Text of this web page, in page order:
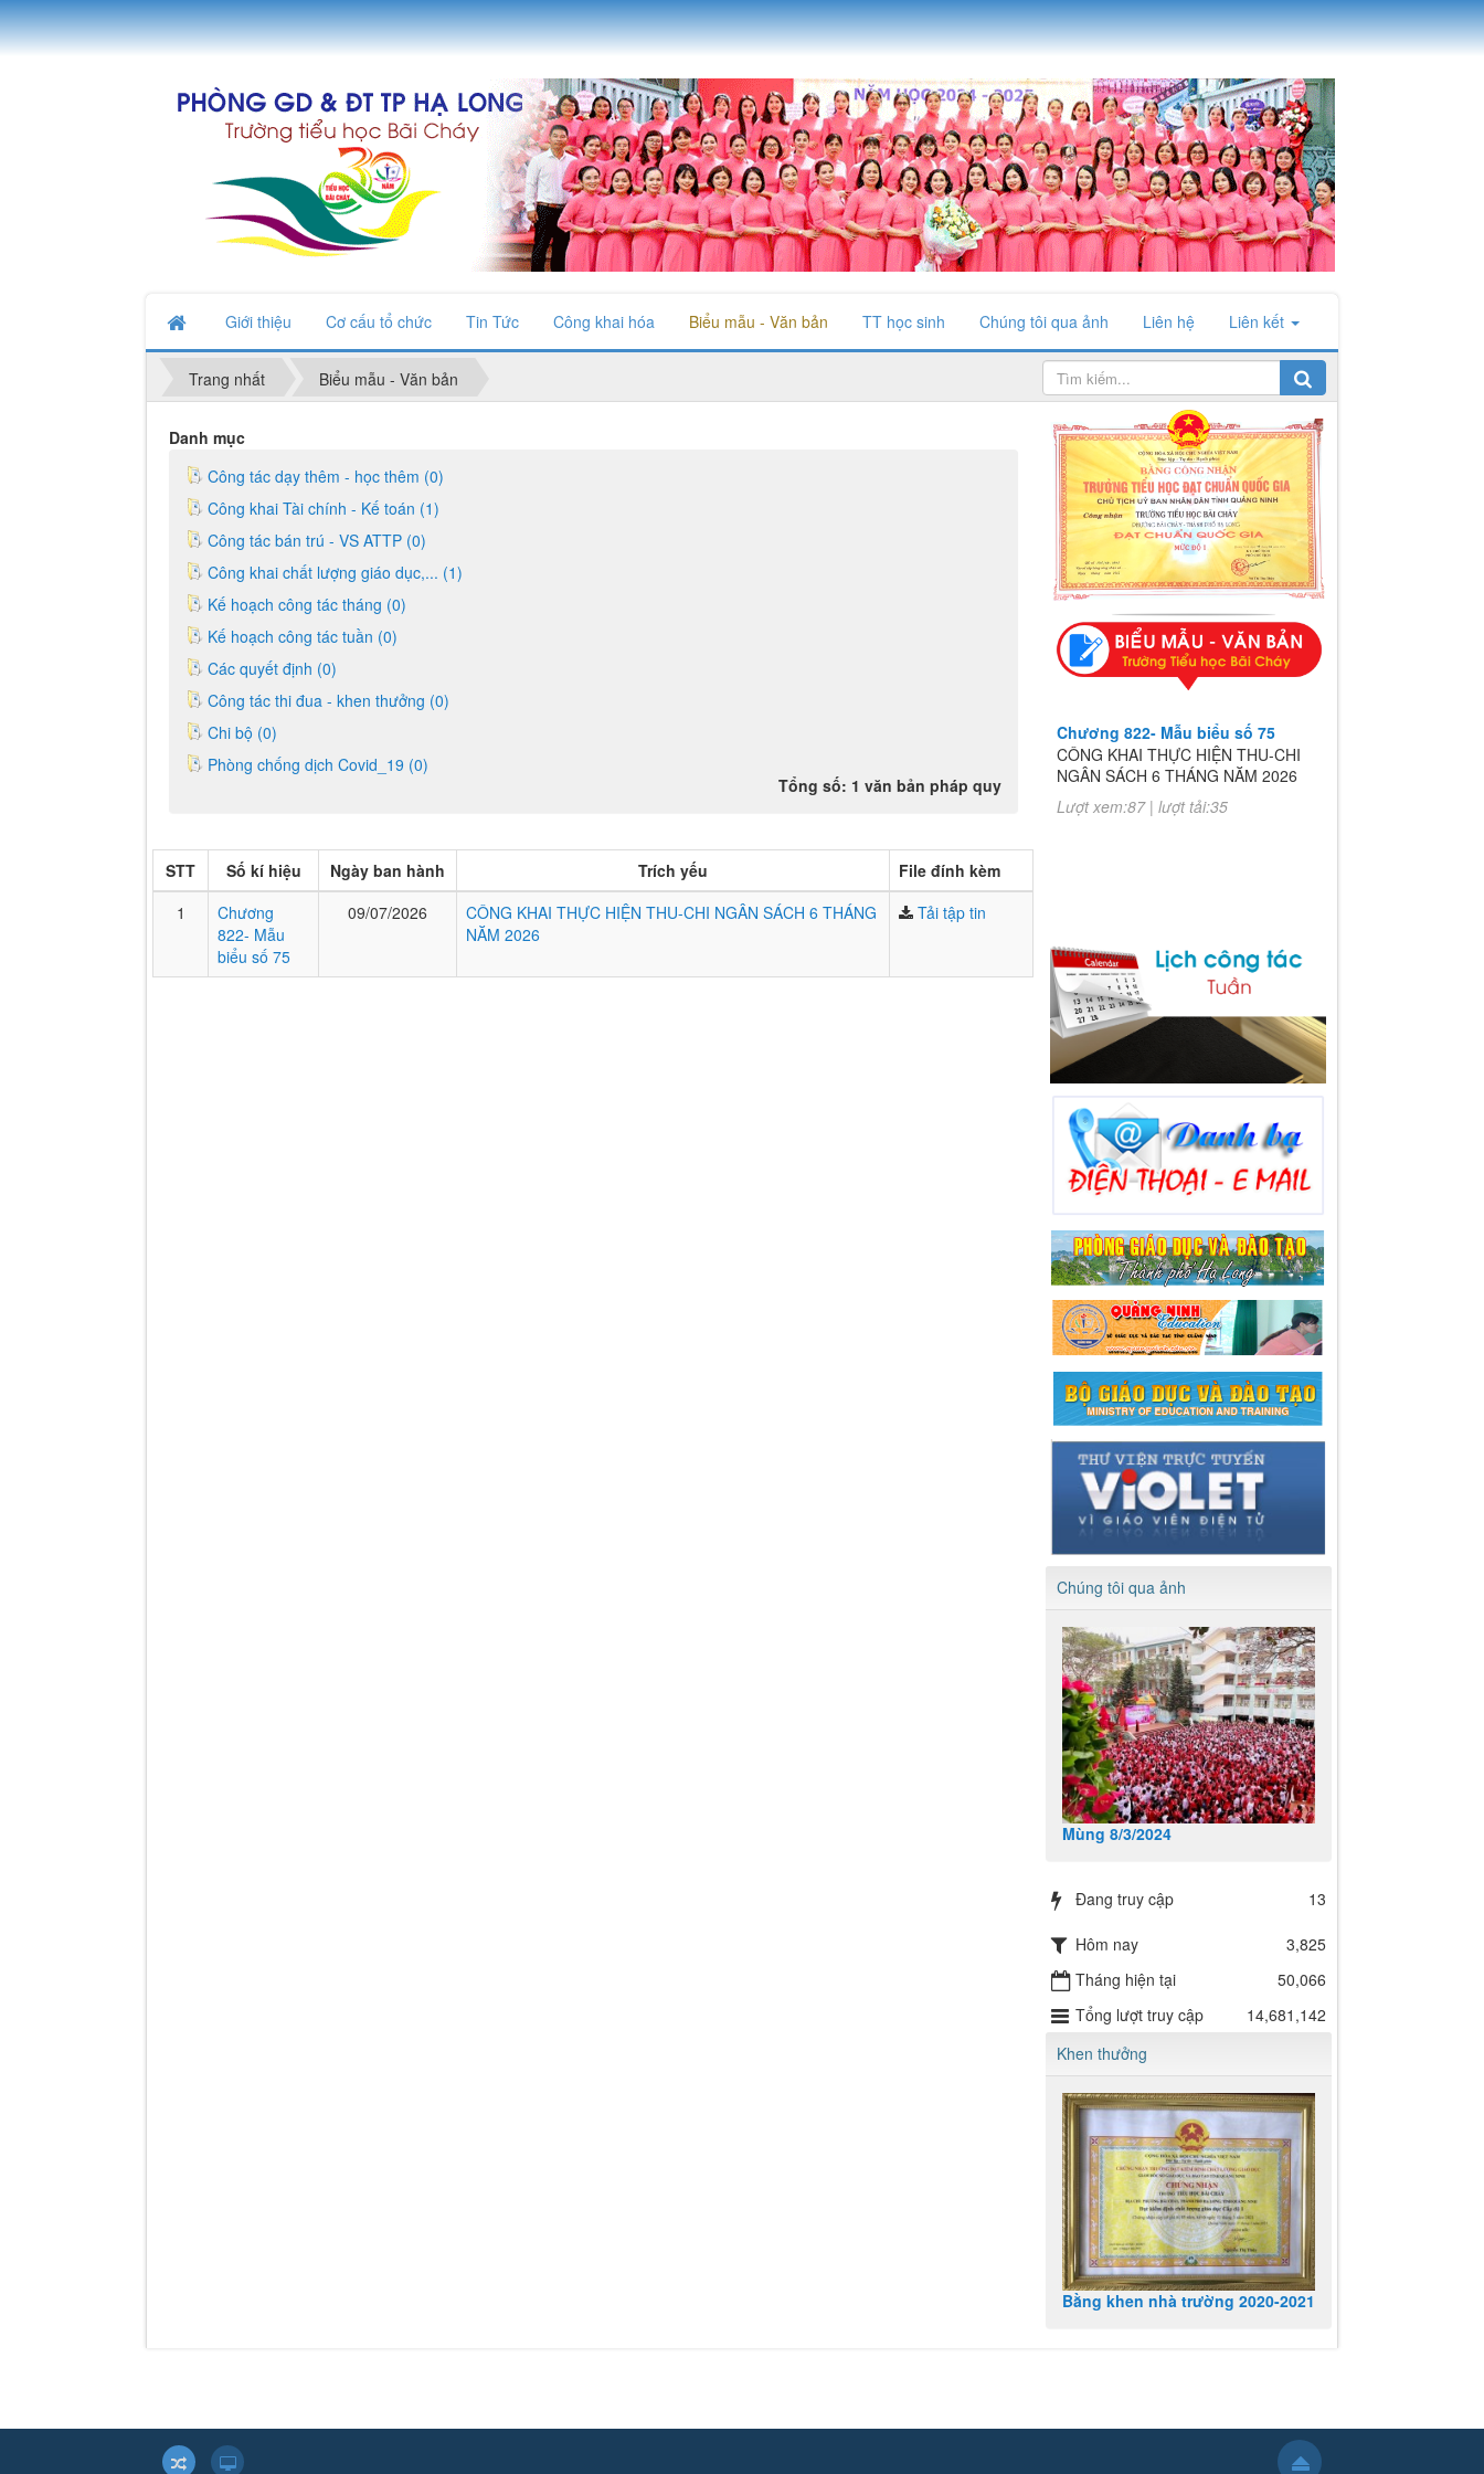
Giới thiệu Cơ cấu tổ chức Tin Tức Công khai hóa Biểu mẫu - Văn bản TT học sinh Chúng tôi qua ảnh Liên hệ Liên kết
Trang nhất Biểu mẫu - Văn bản
Danh mục
Công tác dạy thêm - học thêm (0)
Công khai Tài chính - Kế toán (1)
Công tác bán trú - VS ATTP (0)
Công khai chất lượng giáo dục,... (1)
Kế hoạch công tác tháng (0)
Kế hoạch công tác tuần (0)
Các quyết định (0)
Công tác thi đua - khen thưởng (0)
Chi bộ (0)
Phòng chống dịch Covid_19 (0)
Tổng số: 1 văn bản pháp quy
STT Số kí hiệu Ngày ban hành Trích yếu
File đính kèm
1
Chương
822- Mẫu
biểu số 75
09/07/2026
CÔNG KHAI THỰC HIỆN THU-CHI NGÂN SÁCH 6 THÁNG
NĂM 2026
Tải tập tin
Chương 822- Mẫu biểu số 75
CÔNG KHAI THỰC HIỆN THU-CHI
NGÂN SÁCH 6 THÁNG NĂM 2026
Lượt xem:87 | lượt tải:35
Chương 822- Mẫu biểu số 75
CÔNG KHAI THỰC HIỆN THU-CHI
NGÂN SÁCH 6 THÁNG NĂM 2026
Chúng tôi qua ảnh
Mùng 8/3/2024
Đang truy cập 13
Hôm nay
3,825
Tháng hiện tại
50,066
Tổng lượt truy cập
14,681,142
Khen thưởng
Bằng khen nhà trường 2020-2021